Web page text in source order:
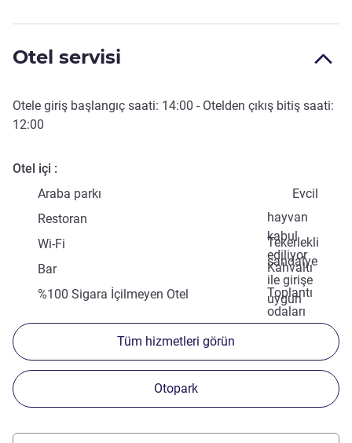
Otel servisi
Otele giriş başlangıç saati: 14:00 - Otelden çıkış bitiş saati:
12:00
Otel içi
Araba parkı
Evcil
hayvan
kabul
ediliyor
Restoran
Tekerlekli
sandalye
ile girişe
uygun
Wi-Fi
Kahvaltı
Bar
Toplantı
odaları
%100 Sigara İçilmeyen Otel
Tüm hizmetleri görün
Otopark